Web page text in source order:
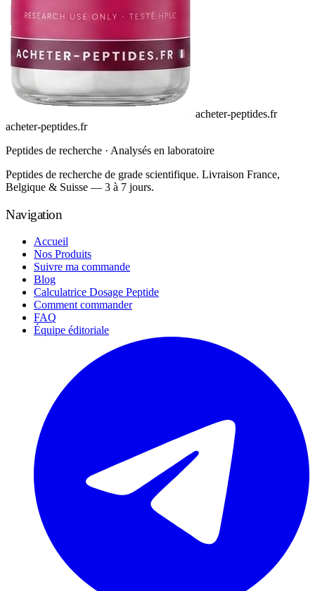
acheter-peptides.fr
acheter-peptides.fr
Peptides de recherche · Analysés en laboratoire
Peptides de recherche de grade scientifique. Livraison France,
Belgique & Suisse — 3 à 7 jours.
Navigation
Accueil
Nos Produits
Suivre ma commande
Blog
Calculatrice Dosage Peptide
Comment commander
FAQ
Équipe éditoriale